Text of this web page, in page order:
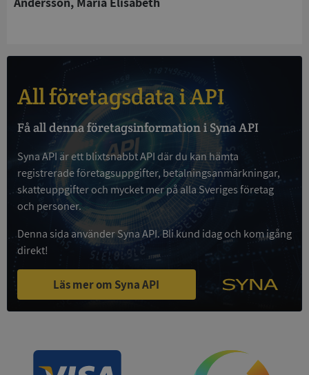
All företagsdata i API
Få all denna företagsinformation i Syna API
Syna API är ett blixtsnabbt API där du kan hämta
registrerade företagsuppgifter, betalningsanmärkningar,
skatteuppgifter och mycket mer på alla Sveriges företag
och personer.
Denna sida använder Syna API. Bli kund idag och kom igång
direkt!
Läs mer om Syna API
kärnwebbplatsfunktioner som användarinloggning
Namn
Leverantör/
__RequestVerificationToken
Microsoft
Corporation
de.syna.se
VISITOR_PRIVACY_METADATA
YouTube
.youtube.com
Privacy Policy